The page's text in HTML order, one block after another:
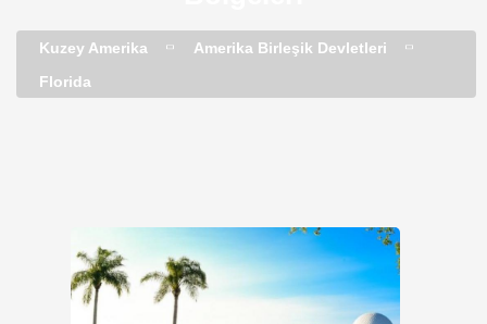
Kuzey Amerika
Amerika Birleşik Devletleri
Florida